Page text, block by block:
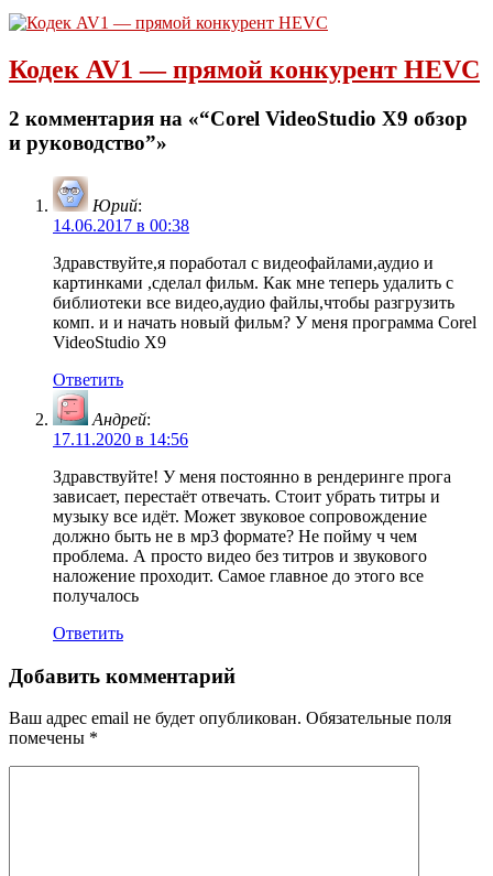
Кодек AV1 — прямой конкурент HEVC
2 комментария на «“Corel VideoStudio X9 обзор
и руководство”»
Юрий:
14.06.2017 в 00:38
Здравствуйте,я поработал с видеофайлами,аудио и
картинками ,сделал фильм. Как мне теперь удалить с
библиотеки все видео,аудио файлы,чтобы разгрузить
комп. и и начать новый фильм? У меня программа Corel
VideoStudio X9
Ответить
Андрей:
17.11.2020 в 14:56
Здравствуйте! У меня постоянно в рендеринге прога
зависает, перестаёт отвечать. Стоит убрать титры и
музыку все идёт. Может звуковое сопровождение
должно быть не в мр3 формате? Не пойму ч чем
проблема. А просто видео без титров и звукового
наложение проходит. Самое главное до этого все
получалось
Ответить
Добавить комментарий
Ваш адрес email не будет опубликован. Обязательные поля
помечены *